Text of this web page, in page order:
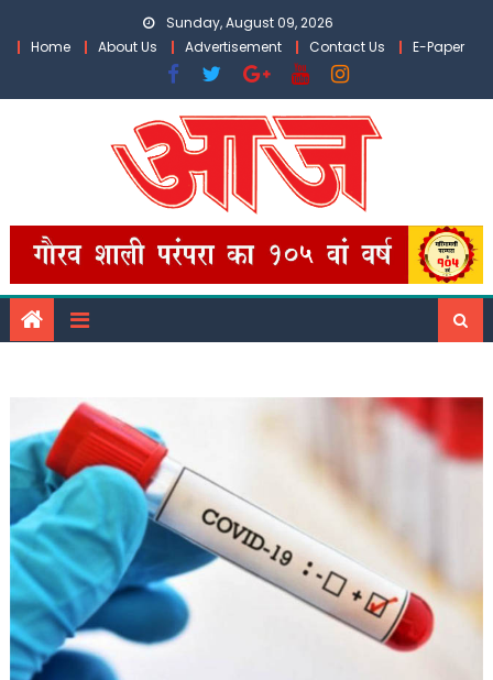
Sunday, August 09, 2026
Home
About Us Advertisement Contact Us E-Paper